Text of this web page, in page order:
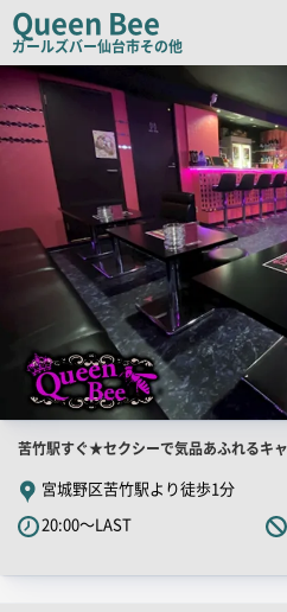
コ
ピ
ー
Queen Bee
ガールズバー仙台市その他
店
舗
PR
画
像
店
舗
PR
キ
苦竹駅すぐ★セクシーで気品あふれるキ
宮城野区苦竹駅より徒歩1分
20:00～LAST